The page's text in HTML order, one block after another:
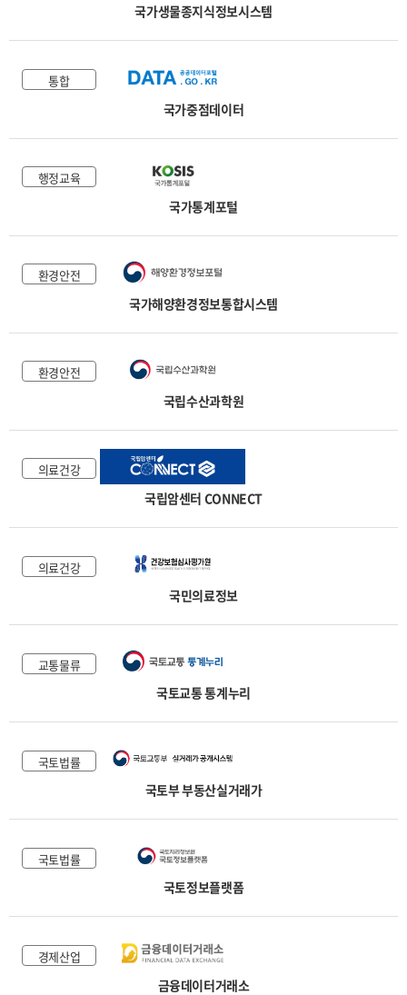
국가생물종지식정보시스템
통합
국가중점데이터
행정교육
국가통계포털
환경안전
국가해양환경정보통합시스템
환경안전
국립수산과학원
의료건강
국립암센터 CONNECT
의료건강
국민의료정보
교통물류
국토교통 통계누리
국토법률
국토부 부동산실거래가
국토법률
국토정보플랫폼
경제산업
금융데이터거래소